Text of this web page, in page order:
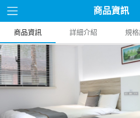
商品資訊
商品資訊 詳細介紹 規格